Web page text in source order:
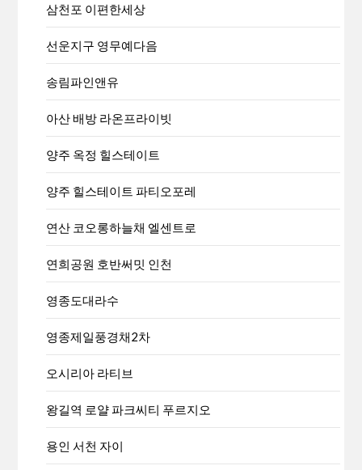
삼천포 이편한세상
선운지구 영무예다음
송림파인앤유
아산 배방 라온프라이빗
양주 옥정 힐스테이트
양주 힐스테이트 파티오포레
연산 코오롱하늘채 엘센트로
연희공원 호반써밋 인천
영종도대라수
영종제일풍경채2차
오시리아 라티브
왕길역 로얄 파크씨티 푸르지오
용인 서천 자이